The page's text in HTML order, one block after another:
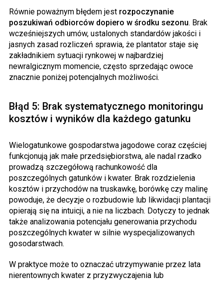
Równie poważnym błędem jest rozpoczynanie
poszukiwań odbiorców dopiero w środku sezonu. Brak
wcześniejszych umów, ustalonych standardów jakości i
jasnych zasad rozliczeń sprawia, że plantator staje się
zakładnikiem sytuacji rynkowej w najbardziej
newralgicznym momencie, często sprzedając owoce
znacznie poniżej potencjalnych możliwości.
Błąd 5: Brak systematycznego monitoringu
kosztów i wyników dla każdego gatunku
Wielogatunkowe gospodarstwa jagodowe coraz częściej
funkcjonują jak małe przedsiębiorstwa, ale nadal rzadko
prowadzą szczegółową rachunkowość dla
poszczególnych gatunków i kwater. Brak rozdzielenia
kosztów i przychodów na truskawkę, borówkę czy malinę
powoduje, że decyzje o rozbudowie lub likwidacji plantacji
opierają się na intuicji, a nie na liczbach. Dotyczy to jednak
także analizowania potencjału generowania przychodu
poszczególnych kwater w silnie wyspecjalizowanych
gosodarstwach.
W praktyce może to oznaczać utrzymywanie przez lata
nierentownych kwater z przyzwyczajenia lub